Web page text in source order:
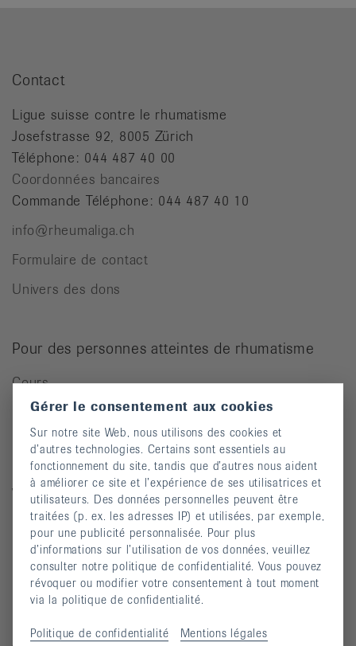
Contact
Ligue suisse contre le rhumatisme
Josefstrasse 92, 8005 Zürich
Téléphone: 044 487 40 00
Coordonnées bancaires
Commande Téléphone: 044 487 40 10
info@rheumaliga.ch
Formulaire de contact
Univers des dons
Pour des personnes atteintes de rhumatisme
Cours
Manifestations
Prévention des chutes
Publications
Vidéos
Lettre d’information
Moyens auxiliaires
Maladies rhumatismales
Arthrite
Gérer le consentement aux cookies
Sur notre site Web, nous utilisons des cookies et
d’autres technologies. Certains sont essentiels au
fonctionnement du site, tandis que d’autres nous aident
à améliorer ce site et l’expérience de ses utilisatrices et
utilisateurs. Des données personnelles peuvent être
traitées (p. ex. les adresses IP) et utilisées, par exemple,
pour une publicité personnalisée. Pour plus
d’informations sur l’utilisation de vos données, veuillez
consulter notre politique de confidentialité. Vous pouvez
révoquer ou modifier votre consentement à tout moment
via la politique de confidentialité.
Politique de confidentialité Mentions légales